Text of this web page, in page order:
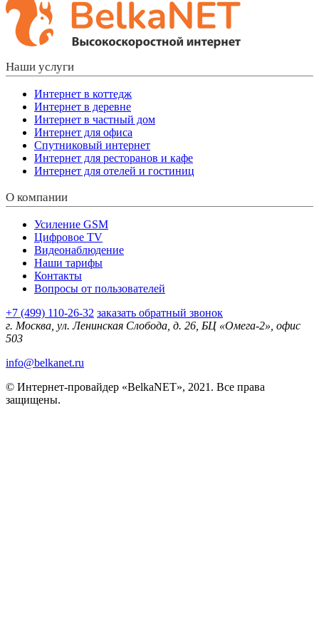
Наши услуги
Интернет в коттедж
Интернет в деревне
Интернет в частный дом
Интернет для офиса
Спутниковый интернет
Интернет для ресторанов и кафе
Интернет для отелей и гостиниц
О компании
Усиление GSM
Цифровое TV
Видеонаблюдение
Наши тарифы
Контакты
Вопросы от пользователей
+7 (499) 110-26-32 заказать обратный звонок
г. Москва, ул. Ленинская Слобода, д. 26, БЦ «Омега-2», офис
503
info@belkanet.ru
© Интернет-провайдер «BelkaNET», 2021. Все права
защищены.